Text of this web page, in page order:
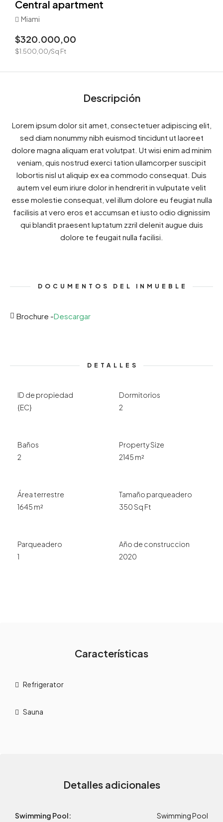
Central apartment
Miami
$320.000,00
$1.500,00/Sq Ft
Descripción
Lorem ipsum dolor sit amet, consectetuer adipiscing elit,
sed diam nonummy nibh euismod tincidunt ut laoreet
dolore magna aliquam erat volutpat. Ut wisi enim ad minim
veniam, quis nostrud exerci tation ullamcorper suscipit
lobortis nisl ut aliquip ex ea commodo consequat. Duis
autem vel eum iriure dolor in hendrerit in vulputate velit
esse molestie consequat, vel illum dolore eu feugiat nulla
facilisis at vero eros et accumsan et iusto odio dignissim
qui blandit praesent luptatum zzril delenit augue duis
dolore te feugait nulla facilisi.
DOCUMENTOS DEL INMUEBLE
Brochure -Descargar
DETALLES
ID de propiedad
{EC}
Dormitorios
2
Baños
2
Property Size
2145 m²
Área terrestre
1645 m²
Tamaño parqueadero
350 Sq Ft
Parqueadero
1
Año de construccion
2020
Características
Refrigerator
Sauna
Detalles adicionales
Swimming Pool: Swimming Pool